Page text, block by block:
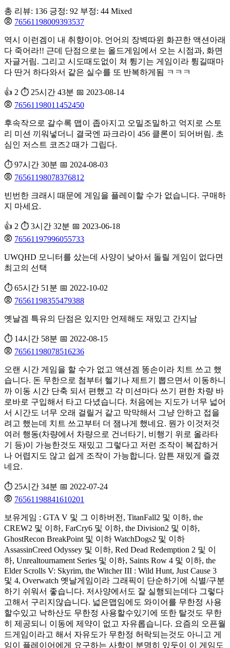
총 리뷰: 136 긍정: 92 부정: 44 Mixed
76561198009393537
역시 이런겜이 내 취향이야. 언어의 장벽따윈 화끈한 액션아래
다 죽어라!! 근데 단점으로는 올드게임에서 오는 시점과, 화면
자글거림. 그리고 시도때도없이 쳐 튕기는 게임이라 튕길때마
다 딴거 하다와서 같은 실수를 또 반복하게됨 ㅋㅋㅋ
👍 2 ⏱️ 25시간 43분 📅 2023-08-14
76561198011452450
후속작으로 갈수록 맵이 좁아지고 오밀조밀하고 억지로 스토
리 미션 끼워넣더니 결국엔 파크라이 456 클론이 되어버림. 초
심인 저스트 코즈2 때가 그립다.
⏱️ 97시간 30분 📅 2024-08-03
76561198078376812
빈번한 크래시 때문에 게임을 플레이할 수가 없습니다. 구매하
지 마세요.
👍 2 ⏱️ 3시간 32분 📅 2023-06-18
76561197996055733
UWQHD 모니터를 샀는데 사양이 낮아서 돌릴 게임이 없다면
최고의 선택
⏱️ 65시간 51분 📅 2022-10-02
76561198355479388
옛날겜 특유의 단점은 있지만 언제해도 재밌고 간지남
⏱️ 14시간 58분 📅 2022-08-15
76561198078516236
오랜 시간 게임을 할 수가 없고 액션겜 똥손이라 치트 쓰고 했
습니다. 돈 무한으로 첨부터 헬기나 제트기 뽑으면서 이동하니
까 이동 시간 단축 되서 편했고 각 미션마다 쓰기 편한 차량 바
로바로 구입해서 타고 다녔습니다. 처음에는 지도가 너무 넓어
서 시간도 너무 오래 걸릴거 같고 막막해서 그냥 안하고 접을
려고 했는데 치트 쓰고부터 더 잼나게 했네요. 뭔가 이것저것
여러 행동(차량에서 차량으로 건너타기, 비행기 위로 올라타
기 등)이 가능한것도 재밌고 그렇다고 저런 조작이 복잡하거
나 어렵지도 않고 쉽게 조작이 가능합니다. 암튼 재밌게 즐겼
네요.
⏱️ 25시간 34분 📅 2022-07-24
76561198841610201
보유게임 : GTA V 및 그 이하버전, TitanFall2 및 이하, the
CREW2 및 이하, FarCry6 및 이하, the Division2 및 이하,
GhostRecon BreakPoint 및 이하 WatchDogs2 및 이하
AssassinCreed Odyssey 및 이하, Red Dead Redemption 2 및 이
하, Unrealtournament Series 및 이하, Saints Row 4 및 이하, the
Elder Scrolls V: Skyrim, the Witcher III : Wild Hunt, Just Cause 3
및 4, Overwatch 옛날게임이라 그래픽이 단순하기에 식별/구분
하기 쉬워서 좋습니다. 저사양에서도 잘 실행되는데다 그렇다
고해서 구리지않습니다. 넓은맵임에도 와이어를 무한정 사용
할수있고 낙하산도 무한정 사용할수있기에 또한 탈것도 무한
히 제공되니 이동에 제약이 없고 자유롭습니다. 요즘의 오픈월
드게임이라고 해서 자유도가 무한정 허락되는것도 아니고 게
임이 플레이어에게 요구하는 사항이 분명히 있듯이 이 게임도